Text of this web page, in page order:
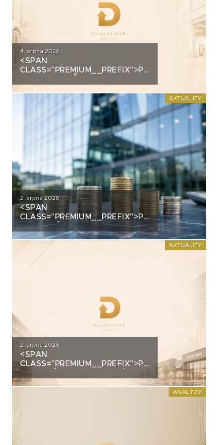
4. srpna 2026
<SPAN
CLASS="PREMIUM__PREFIX">PREMIUM</
STOJÍ ZA DLUHOPISY UH CAR
AKTUALITY
2. srpna 2026
<SPAN
CLASS="PREMIUM__PREFIX">PREMIUM</
EMISE – ČERVENEC 2026
AKTUALITY
2. srpna 2026
<SPAN
CLASS="PREMIUM__PREFIX">PREMIUM</
IMPÉRIUM NA DLUH
ANALÝZY